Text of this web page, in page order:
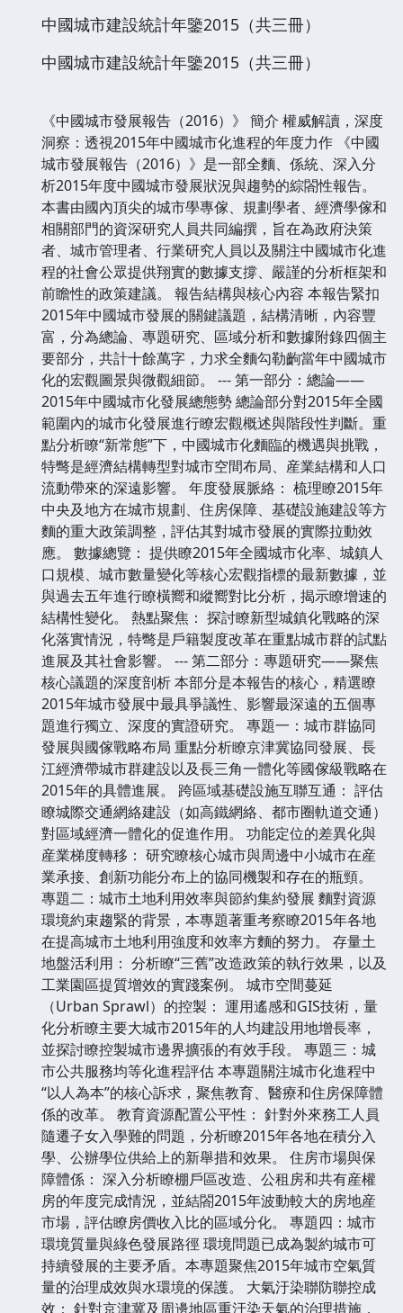
中國城市建設統計年鑒2015（共三冊）
中國城市建設統計年鑒2015（共三冊）
《中國城市發展報告（2016）》 簡介 權威解讀，深度
洞察：透視2015年中國城市化進程的年度力作 《中國
城市發展報告（2016）》是一部全麵、係統、深入分
析2015年度中國城市發展狀況與趨勢的綜閤性報告。
本書由國內頂尖的城市學專傢、規劃學者、經濟學傢和
相關部門的資深研究人員共同編撰，旨在為政府決策
者、城市管理者、行業研究人員以及關注中國城市化進
程的社會公眾提供翔實的數據支撐、嚴謹的分析框架和
前瞻性的政策建議。 報告結構與核心內容 本報告緊扣
2015年中國城市發展的關鍵議題，結構清晰，內容豐
富，分為總論、專題研究、區域分析和數據附錄四個主
要部分，共計十餘萬字，力求全麵勾勒齣當年中國城市
化的宏觀圖景與微觀細節。 --- 第一部分：總論——
2015年中國城市化發展總態勢 總論部分對2015年全國
範圍內的城市化發展進行瞭宏觀概述與階段性判斷。重
點分析瞭“新常態”下，中國城市化麵臨的機遇與挑戰，
特彆是經濟結構轉型對城市空間布局、産業結構和人口
流動帶來的深遠影響。 年度發展脈絡： 梳理瞭2015年
中央及地方在城市規劃、住房保障、基礎設施建設等方
麵的重大政策調整，評估其對城市發展的實際拉動效
應。 數據總覽： 提供瞭2015年全國城市化率、城鎮人
口規模、城市數量變化等核心宏觀指標的最新數據，並
與過去五年進行瞭橫嚮和縱嚮對比分析，揭示瞭增速的
結構性變化。 熱點聚焦： 探討瞭新型城鎮化戰略的深
化落實情況，特彆是戶籍製度改革在重點城市群的試點
進展及其社會影響。 --- 第二部分：專題研究——聚焦
核心議題的深度剖析 本部分是本報告的核心，精選瞭
2015年城市發展中最具爭議性、影響最深遠的五個專
題進行獨立、深度的實證研究。 專題一：城市群協同
發展與國傢戰略布局 重點分析瞭京津冀協同發展、長
江經濟帶城市群建設以及長三角一體化等國傢級戰略在
2015年的具體進展。 跨區域基礎設施互聯互通： 評估
瞭城際交通網絡建設（如高鐵網絡、都市圈軌道交通）
對區域經濟一體化的促進作用。 功能定位的差異化與
産業梯度轉移： 研究瞭核心城市與周邊中小城市在産
業承接、創新功能分布上的協同機製和存在的瓶頸。
專題二：城市土地利用效率與節約集約發展 麵對資源
環境約束趨緊的背景，本專題著重考察瞭2015年各地
在提高城市土地利用強度和效率方麵的努力。 存量土
地盤活利用： 分析瞭“三舊”改造政策的執行效果，以及
工業園區提質增效的實踐案例。 城市空間蔓延
（Urban Sprawl）的控製： 運用遙感和GIS技術，量
化分析瞭主要大城市2015年的人均建設用地增長率，
並探討瞭控製城市邊界擴張的有效手段。 專題三：城
市公共服務均等化進程評估 本專題關注城市化進程中
“以人為本”的核心訴求，聚焦教育、醫療和住房保障體
係的改革。 教育資源配置公平性： 針對外來務工人員
隨遷子女入學難的問題，分析瞭2015年各地在積分入
學、公辦學位供給上的新舉措和效果。 住房市場與保
障體係： 深入分析瞭棚戶區改造、公租房和共有産權
房的年度完成情況，並結閤2015年波動較大的房地産
市場，評估瞭房價收入比的區域分化。 專題四：城市
環境質量與綠色發展路徑 環境問題已成為製約城市可
持續發展的主要矛盾。本專題聚焦2015年城市空氣質
量的治理成效與水環境的保護。 大氣汙染聯防聯控成
效： 針對京津冀及周邊地區重汙染天氣的治理措施，